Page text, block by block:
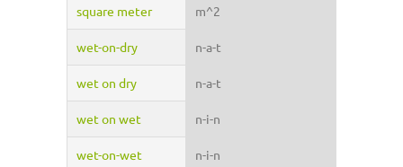
square meter m^2
wet-on-dry n-a-t
wet on dry n-a-t
wet on wet n-i-n
wet-on-wet n-i-n